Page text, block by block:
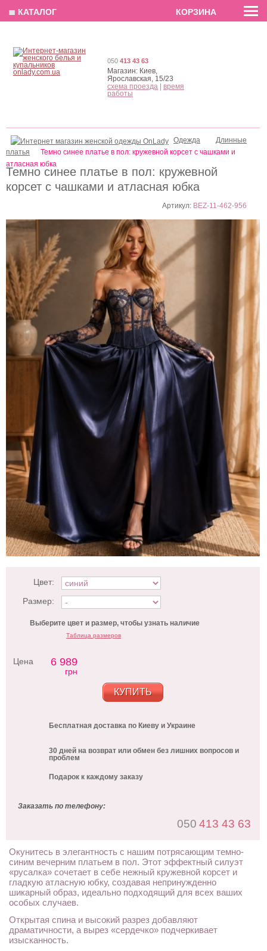
EN РУС
Темно синее платье в пол: кружевной
корсет с чашками и атласная юбка
Артикул: BEZ-11-462-956
Цвет:
Размер:
Выберите цвет и размер, чтобы узнать наличие
Таблица размеров
Цена 6 989
грн
КУПИТЬ
Бесплатная доставка по Киеву и Украине
30 дней на возврат или обмен без лишних вопросов и
проблем
Подарок к каждому заказу
Заказать по телефону:
050 413 43 63
Окунитесь в элегантность с нашим потрясающим темно-
синим вечерним платьем в пол. Этот эффектный силуэт
«русалка» сочетает в себе нежный кружевной корсет и
гладкую атласную юбку, создавая непринужденно
шикарный образ, идеально подходящий для всех ваших
особых случаев.
Открытая спина и высокий разрез добавляют
драматичности, а вырез «сердечко» подчеркивает
изысканность.
Одежда
Длинные
платья
Темно синее платье в пол: кружевной корсет с чашками и
атласная юбка
050 413 43 63
Магазин: Киев,
Ярославская, 15/23
схема проезда
время
работы
≣ КАТАЛОГ КОРЗИНА